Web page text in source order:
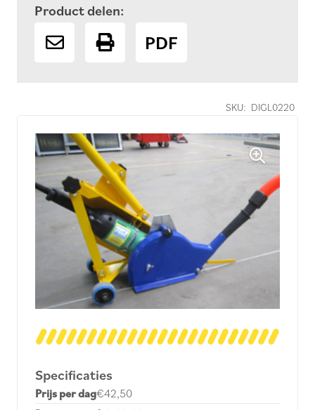
SKU: DIGL0220
Specificaties
Prijs per dag€42,50
Product delen:
PDF